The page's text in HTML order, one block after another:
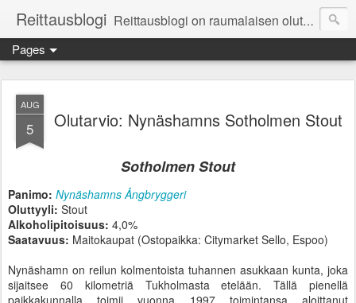
Reittausblogi Reittausblogi on raumalaisen olutharrastajan blogi. Reittaus (rating) tarkoittaa asioiden arvioimista. Reittausblogissa paneudutaan panemisen lopputuotteisiin eli arvioidaan oluita, puolueettomasti.
Pages
AUG
5 Olutarvio: Nynäshamns Sotholmen Stout
Sotholmen Stout
Panimo: Nynäshamns Ångbryggeri
Oluttyyli: Stout
Alkoholipitoisuus: 4,0%
Saatavuus: Maitokaupat (Ostopaikka: Citymarket Sello, Espoo)
Nynäshamn on reilun kolmentoista tuhannen asukkaan kunta, joka
sijaitsee 60 kilometriä Tukholmasta etelään. Tällä pienellä